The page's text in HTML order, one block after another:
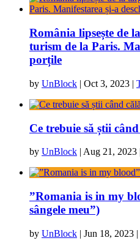
România lipsește de
turism de la Paris.
porțile
by UnBlock | Oct 3, 2023 |
Ce trebuie să știi
by UnBlock | Aug 21, 2023
”Romania is in my
sângele meu”)
by UnBlock | Jun 18, 2023 |